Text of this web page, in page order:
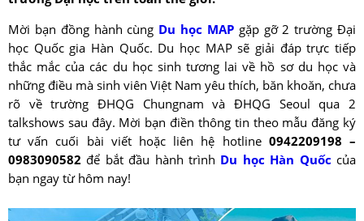
Mời bạn đồng hành cùng Du học MAPgặp gỡ 2 trường Đại
học Quốc gia Hàn Quốc. Du học MAP sẽ giải đáp trực tiếp
thắc mắc của các du học sinh tương lai về hồ sơ du học và
những điều mà sinh viên Việt Nam yêu thích, băn khoăn, chưa
rõ về trường ĐHQG Chungnam và ĐHQG Seoul qua 2
talkshows sau đây. Mời bạn điền thông tin theo mẫu đăng ký
tư vấn cuối bài viết hoặc liên hệ hotline 0942209198 –
0983090582 để bắt đầu hành trình Du học Hàn Quốc của
bạn ngay từ hôm nay!